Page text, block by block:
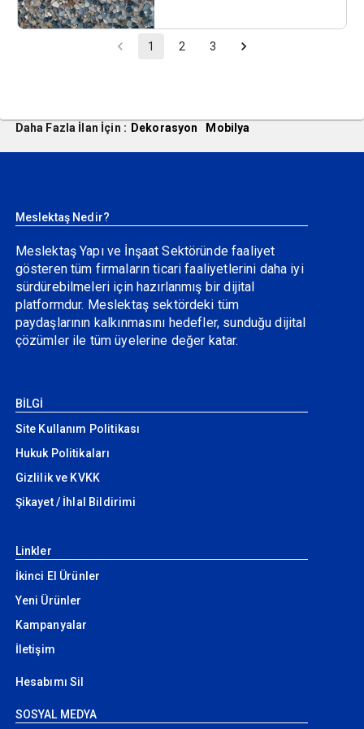
1 2 3
Daha Fazla İlan İçin : Dekorasyon Mobilya
Meslektaş Nedir?
Meslektaş Yapı ve İnşaat Sektöründe faaliyet
gösteren tüm firmaların ticari faaliyetlerini daha iyi
sürdürebilmeleri için hazırlanmış bir dijital
platformdur. Meslektaş sektördeki tüm
paydaşlarının kalkınmasını hedefler, sunduğu dijital
çözümler ile tüm üyelerine değer katar.
BİLGİ
Site Kullanım Politikası
Hukuk Politikaları
Gizlilik ve KVKK
Şikayet / İhlal Bildirimi
Linkler
İkinci El Ürünler
Yeni Ürünler
Kampanyalar
İletişim
Hesabımı Sil
SOSYAL MEDYA